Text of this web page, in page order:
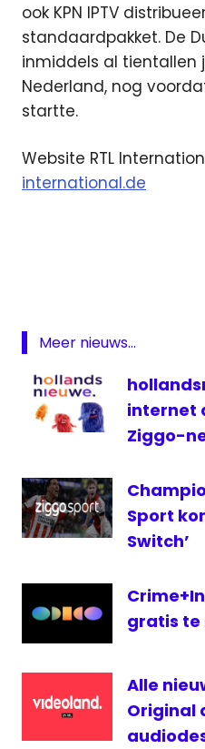
ook KPN IPTV
standaardpakket. De
inmiddels al tientallen
Nederland, nog
startte.
Website RTL
international.de
televisie
Meer nieuws...
internet
Ziggo-
Sport
Switch’
gratis te
Alle
Original